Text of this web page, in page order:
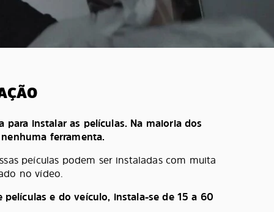
para instalar as películas. Na maioria dos
ferramenta.
peículas podem ser instaladas com muita
no vídeo.
e do veículo, instala-se de 15 a 60